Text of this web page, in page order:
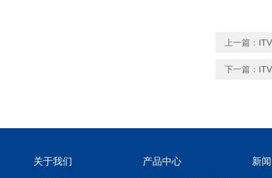
上一篇：
下一篇：
关于我们 产品中心 新